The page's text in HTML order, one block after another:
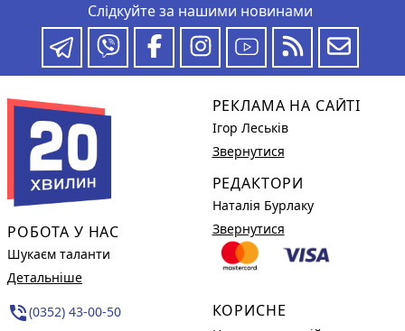
Слідкуйте за нашими новинами
РОБОТА У НАС
Шукаєм таланти
Детальніше
phone_in_talk(0352) 43-00-50
РЕКЛАМА НА САЙТІ
Ігор Леськів
Звернутися
РЕДАКТОРИ
Наталія Бурлаку
Звернутися
КОРИСНЕ